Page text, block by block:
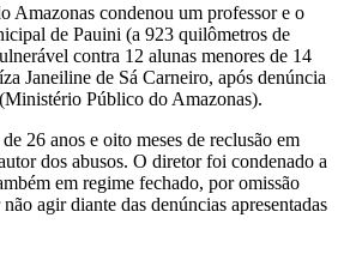
condenou um professor e o
de Pauini (a 923 quilômetros de
contra 12 alunas menores de 14
Janeiline de Sá Carneiro, após denúncia
Público do Amazonas).
26 anos e oito meses de reclusão em
dos abusos. O diretor foi condenado a
em regime fechado, por omissão
agir diante das denúncias apresentadas